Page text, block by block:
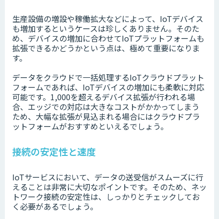
生産設備の増設や稼働拡大などによって、IoTデバイス
も増加するというケースは珍しくありません。そのた
め、デバイスの増加に合わせてIoTプラットフォームも
拡張できるかどうかという点は、極めて重要になりま
す。
データをクラウドで一括処理するIoTクラウドプラット
フォームであれば、IoTデバイスの増加にも柔軟に対応
可能です。1,000を超えるデバイス拡張が行われる場
合、エッジでの対応は大きなコストがかかってしまう
ため、大幅な拡張が見込まれる場合にはクラウドプラ
ットフォームがおすすめといえるでしょう。
接続の安定性と速度
IoTサービスにおいて、データの送受信がスムーズに行
えることは非常に大切なポイントです。そのため、ネッ
トワーク接続の安定性は、しっかりとチェックしてお
く必要があるでしょう。